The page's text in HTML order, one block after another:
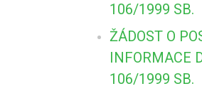
106/1999 SB.
ŽÁDOST O
INFORMACE
106/1999 SB.